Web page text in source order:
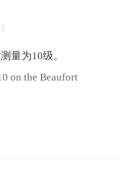
量为10级。
on the Beaufort